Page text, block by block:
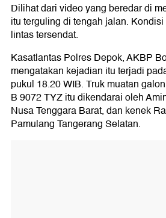
Dilihat dari video yang beredar di
itu terguling di tengah jalan.
lintas tersendat.
Kasatlantas Polres Depok, AKBP
mengatakan kejadian itu terjadi
pukul 18.20 WIB. Truk muatan
B 9072 TYZ itu dikendarai oleh
Nusa Tenggara Barat, dan kenek
Pamulang Tangerang Selatan.